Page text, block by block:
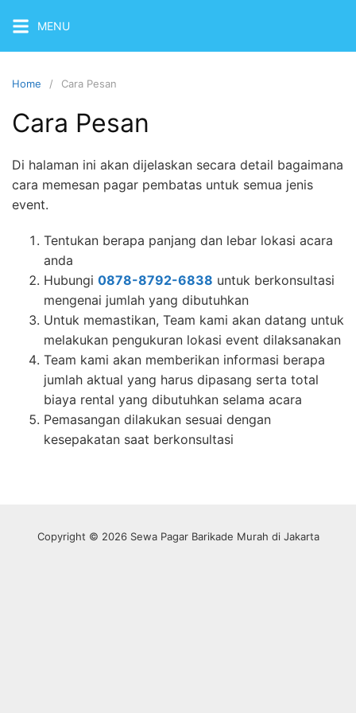
content
MENU
Home Cara Pesan
Cara Pesan
Di halaman ini akan dijelaskan secara detail bagaimana
cara memesan pagar pembatas untuk semua jenis
event.
Tentukan berapa panjang dan lebar lokasi acara
anda
Hubungi 0878-8792-6838 untuk berkonsultasi
mengenai jumlah yang dibutuhkan
Untuk memastikan, Team kami akan datang untuk
melakukan pengukuran lokasi event dilaksanakan
Team kami akan memberikan informasi berapa
jumlah aktual yang harus dipasang serta total
biaya rental yang dibutuhkan selama acara
Pemasangan dilakukan sesuai dengan
kesepakatan saat berkonsultasi
Copyright © 2026 Sewa Pagar Barikade Murah di Jakarta